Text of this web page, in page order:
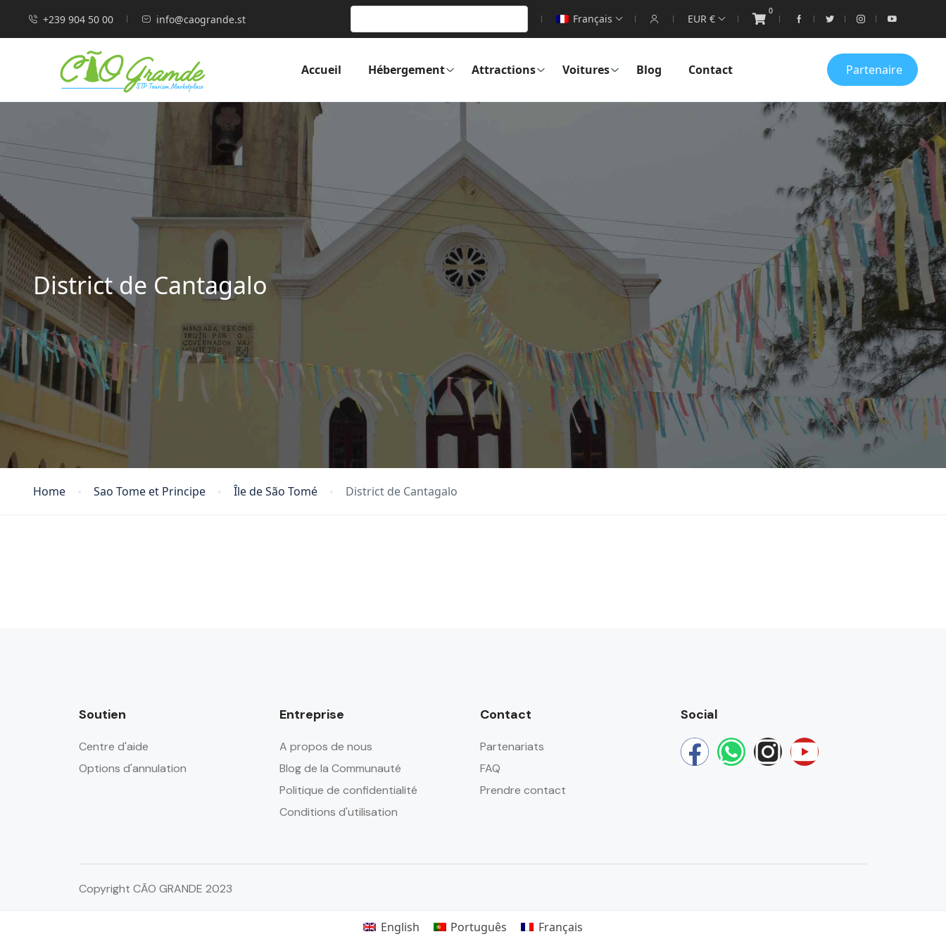
+239 904 50 00 info@caogrande.st Français EUR €
0
Accueil Hébergement Attractions Voitures Blog Contact Partenaire
District de Cantagalo
Home Sao Tome et Principe Île de São Tomé District de Cantagalo
Soutien
Centre d'aide
Options d'annulation
Entreprise
A propos de nous
Blog de la Communauté
Politique de confidentialité
Conditions d'utilisation
Contact
Partenariats
FAQ
Prendre contact
Social
Copyright CÃO GRANDE 2023
English Português Français